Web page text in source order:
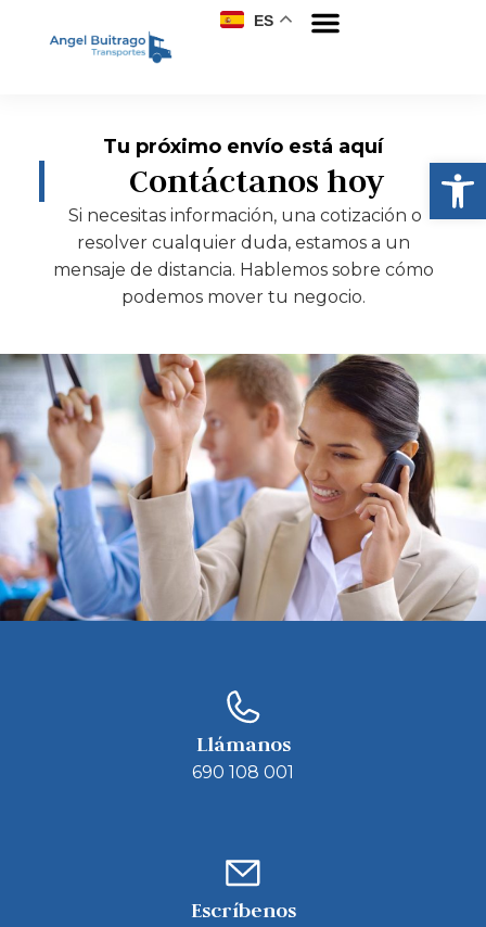
ES
Tu próximo envío está aquí
Contáctanos hoy
Si necesitas información, una cotización o
resolver cualquier duda, estamos a un
mensaje de distancia. Hablemos sobre cómo
podemos mover tu negocio.
Llámanos
690 108 001
Escríbenos